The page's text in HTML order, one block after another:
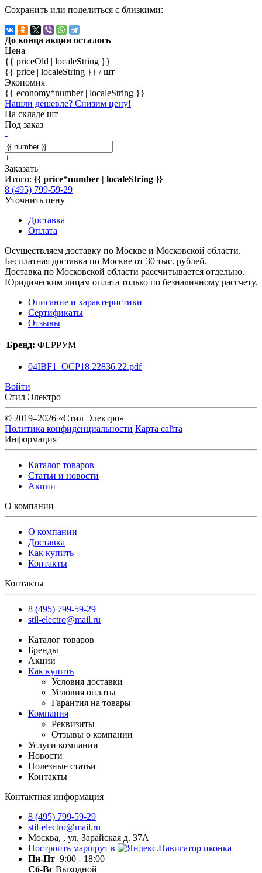
Сохранить или поделиться с близкими:
До конца акции осталось
Цена
{{ priceOld | localeString }}
{{ price | localeString }} / шт
Экономия
{{ economy*number | localeString }}
Нашли дешевле? Снизим цену!
На складе шт
Под заказ
-
+
Заказать
Итого: {{ price*number | localeString }}
8 (495) 799-59-29
Уточнить цену
Доставка
Оплата
Осуществляем доставку по Москве и Московской области.
Бесплатная доставка по Москве от 30 тыс. рублей.
Доставка по Московской области рассчитывается отдельно.
Юридическим лицам оплата только по безналичному рассчету.
Описание и характеристики
Сертификаты
Отзывы
Бренд: ФЕРРУМ
04IBF1_OCP18.22836.22.pdf
Войти
Стил Электро
© 2019–2026 «Стил Электро»
Политика конфиденциальности Карта сайта
Информация
Каталог товаров
Статьи и новости
Акции
О компании
О компании
Доставка
Как купить
Контакты
Контакты
8 (495) 799-59-29
stil-electro@mail.ru
Каталог товаров
Бренды
Акции
Как купить
Условия доставки
Условия оплаты
Гарантия на товары
Компания
Реквизиты
Отзывы о компании
Услуги компании
Новости
Полезные статьи
Контакты
Контактная информация
8 (495) 799-59-29
stil-electro@mail.ru
Москва, , ул. Зарайская д. 37А
Построить маршрут в
Пн-Пт 9:00 - 18:00
Сб-Вс Выходной